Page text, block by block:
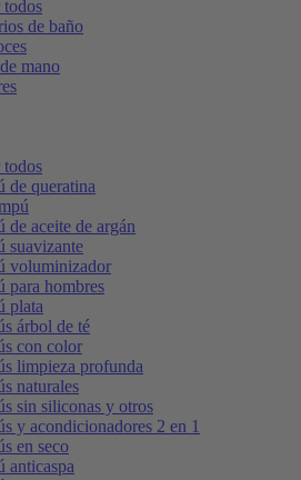
todos
de baño
mano
todos
de queratina
de aceite de argán
suavizante
voluminizador
para hombres
plata
árbol de té
con color
limpieza profunda
naturales
sin siliconas y otros
y acondicionadores 2 en 1
en seco
anticaspa